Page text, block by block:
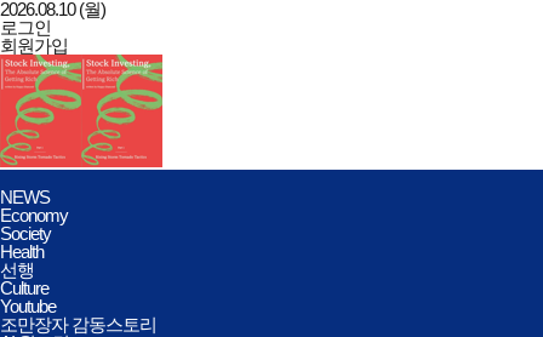
2026.08.10 (월)
로그인
회원가입
데일리리치앤드럭키
전체메뉴
열기/
닫기
NEWS
Economy
Society
Health
선행
Culture
Youtube
조만장자 감동스토리